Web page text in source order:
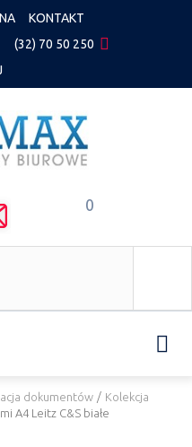
KONTAKT
(32) 70 50 250
0
dokumentów / Kolekcja
A4 Leitz C&S białe